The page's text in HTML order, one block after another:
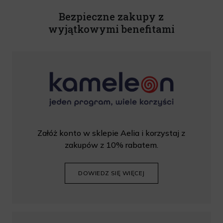
Bezpieczne zakupy z
wyjątkowymi benefitami
Załóż konto w sklepie Aelia i korzystaj z
zakupów z 10% rabatem.
DOWIEDZ SIĘ WIĘCEJ